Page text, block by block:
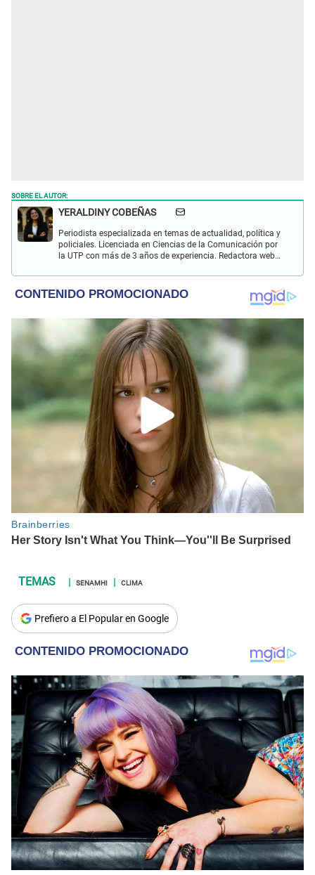
SOBRE EL AUTOR:
YERALDINY COBEÑAS
Periodista especializada en temas de actualidad, política y
policiales. Licenciada en Ciencias de la Comunicación por
la UTP con más de 3 años de experiencia. Redactora web
en temas relacionados con misterios, películas y series
policiales.
SENAMHI CLIMA
Prefiero a El Popular en Google